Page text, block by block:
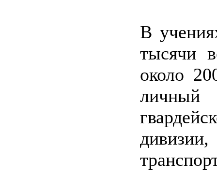
В
тысячи
около